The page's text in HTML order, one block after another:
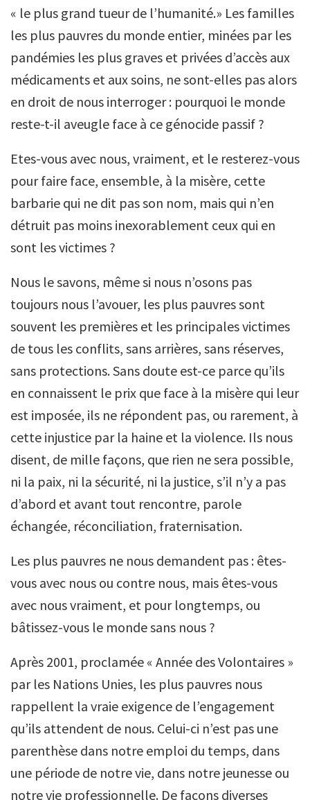
« le plus grand tueur de l’humanité.» Les familles
les plus pauvres du monde entier, minées par les
pandémies les plus graves et privées d’accès aux
médicaments et aux soins, ne sont-elles pas alors
en droit de nous interroger : pourquoi le monde
reste-t-il aveugle face à ce génocide passif ?
Etes-vous avec nous, vraiment, et le resterez-vous
pour faire face, ensemble, à la misère, cette
barbarie qui ne dit pas son nom, mais qui n’en
détruit pas moins inexorablement ceux qui en
sont les victimes ?
Nous le savons, même si nous n’osons pas
toujours nous l’avouer, les plus pauvres sont
souvent les premières et les principales victimes
de tous les conflits, sans arrières, sans réserves,
sans protections. Sans doute est-ce parce qu’ils
en connaissent le prix que face à la misère qui leur
est imposée, ils ne répondent pas, ou rarement, à
cette injustice par la haine et la violence. Ils nous
disent, de mille façons, que rien ne sera possible,
ni la paix, ni la sécurité, ni la justice, s’il n’y a pas
d’abord et avant tout rencontre, parole
échangée, réconciliation, fraternisation.
Les plus pauvres ne nous demandent pas : êtes-
vous avec nous ou contre nous, mais êtes-vous
avec nous vraiment, et pour longtemps, ou
bâtissez-vous le monde sans nous ?
Après 2001, proclamée « Année des Volontaires »
par les Nations Unies, les plus pauvres nous
rappellent la vraie exigence de l’engagement
qu’ils attendent de nous. Celui-ci n’est pas une
parenthèse dans notre emploi du temps, dans
une période de notre vie, dans notre jeunesse ou
notre vie professionnelle. De façons diverses